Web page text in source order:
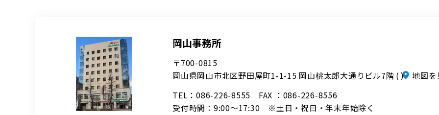
岡山事務所
〒700-0815
岡山県岡山市北区野田屋町1-1-15 岡山桃太郎大通りビル7階
地図
TEL：086-226-8555 FAX ：086-226-8556
受付時間：9:00～17:30 ※土日・祝日・年末年始除く